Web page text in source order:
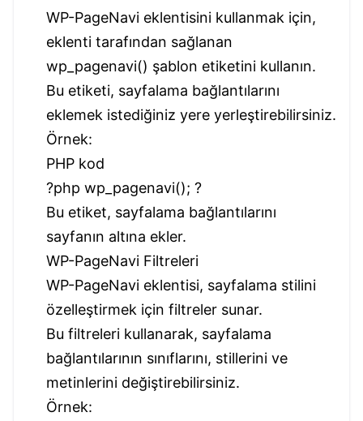
WP-PageNavi eklentisini kullanmak için,
eklenti tarafından sağlanan
wp_pagenavi() şablon etiketini kullanın.
Bu etiketi, sayfalama bağlantılarını
eklemek istediğiniz yere yerleştirebilirsiniz.
Örnek:
PHP kod
?php wp_pagenavi(); ?
Bu etiket, sayfalama bağlantılarını
sayfanın altına ekler.
WP-PageNavi Filtreleri
WP-PageNavi eklentisi, sayfalama stilini
özelleştirmek için filtreler sunar.
Bu filtreleri kullanarak, sayfalama
bağlantılarının sınıflarını, stillerini ve
metinlerini değiştirebilirsiniz.
Örnek: